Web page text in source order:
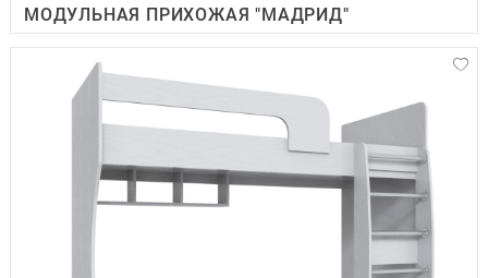
МОДУЛЬНАЯ ПРИХОЖАЯ "МАДРИД"